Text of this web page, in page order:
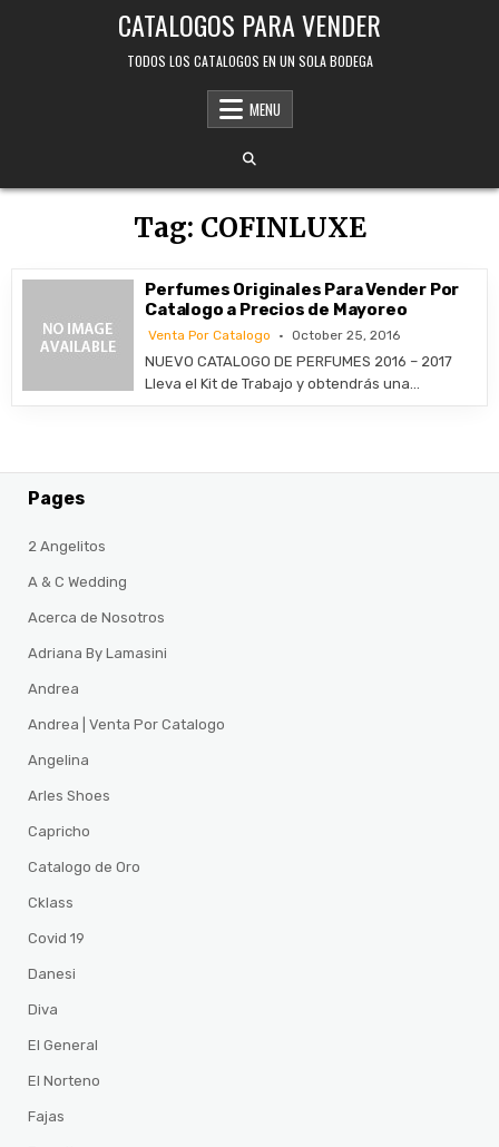
CATALOGOS PARA VENDER
TODOS LOS CATALOGOS EN UN SOLA BODEGA
MENU
Tag: COFINLUXE
Perfumes Originales Para Vender Por
Catalogo a Precios de Mayoreo
Venta Por Catalogo October 25, 2016
NUEVO CATALOGO DE PERFUMES 2016 – 2017
Lleva el Kit de Trabajo y obtendrás una…
Pages
2 Angelitos
A & C Wedding
Acerca de Nosotros
Adriana By Lamasini
Andrea
Andrea | Venta Por Catalogo
Angelina
Arles Shoes
Capricho
Catalogo de Oro
Cklass
Covid 19
Danesi
Diva
El General
El Norteno
Fajas